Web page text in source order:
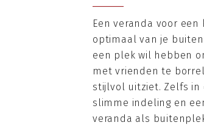
Een veranda voor
optimaal van je
een plek wil hebben
met vrienden te
stijlvol uitziet. Zelfs in
slimme indeling en
veranda als